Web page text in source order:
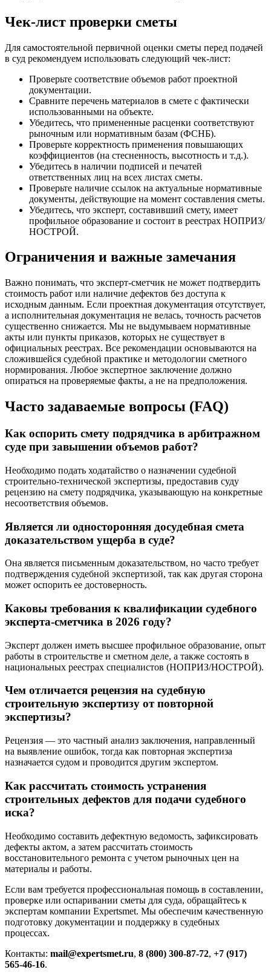
Чек-лист проверки сметы
Для самостоятельной первичной оценки сметы перед подачей
в суд рекомендуем использовать следующий чек-лист:
Проверьте соответствие объемов работ проектной
документации.
Сравните перечень материалов в смете с фактически
использованными на объекте.
Убедитесь, что примененные расценки соответствуют
рыночным или нормативным базам (ФСНБ).
Проверьте корректность применения повышающих
коэффициентов (на стесненность, высотность и т.д.).
Убедитесь в наличии подписей и печатей
ответственных лиц на всех листах сметы.
Проверьте наличие ссылок на актуальные нормативные
документы, действующие на момент составления сметы.
Убедитесь, что эксперт, составивший смету, имеет
профильное образование и состоит в реестрах НОПРИЗ/
НОСТРОЙ.
Ограничения и важные замечания
Важно понимать, что эксперт-сметчик не может подтвердить
стоимость работ или наличие дефектов без доступа к
исходным данным. Если проектная документация отсутствует,
а исполнительная документация не велась, точность расчетов
существенно снижается. Мы не выдумываем нормативные
акты или пункты приказов, которых не существует в
официальных реестрах. Все рекомендации основываются на
сложившейся судебной практике и методологии сметного
нормирования. Любое экспертное заключение должно
опираться на проверяемые факты, а не на предположения.
Часто задаваемые вопросы (FAQ)
Как оспорить смету подрядчика в арбитражном
суде при завышении объемов работ?
Необходимо подать ходатайство о назначении судебной
строительно-технической экспертизы, предоставив суду
рецензию на смету подрядчика, указывающую на конкретные
несоответствия объемов.
Является ли односторонняя досудебная смета
доказательством ущерба в суде?
Она является письменным доказательством, но часто требует
подтверждения судебной экспертизой, так как другая сторона
может оспорить ее достоверность.
Каковы требования к квалификации судебного
эксперта-сметчика в 2026 году?
Эксперт должен иметь высшее профильное образование, опыт
работы в строительстве и сметном деле, а также состоять в
национальных реестрах специалистов (НОПРИЗ/НОСТРОЙ).
Чем отличается рецензия на судебную
строительную экспертизу от повторной
экспертизы?
Рецензия — это частный анализ заключения, направленный
на выявление ошибок, тогда как повторная экспертиза
назначается судом и проводится другим экспертом.
Как рассчитать стоимость устранения
строительных дефектов для подачи судебного
иска?
Необходимо составить дефектную ведомость, зафиксировать
дефекты актом, а затем рассчитать стоимость
восстановительного ремонта с учетом рыночных цен на
материалы и работы.
Если вам требуется профессиональная помощь в составлении,
проверке или оспаривании сметы для суда, обращайтесь к
экспертам компании Expertsmet. Мы обеспечим качественную
подготовку документации и поддержку в судебных
процессах.
Контакты: mail@expertsmet.ru, 8 (800) 300-87-72, +7 (917)
565-46-16.